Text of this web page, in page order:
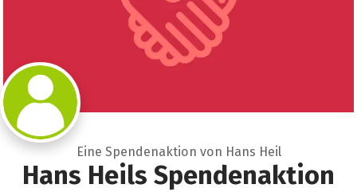
Eine Spendenaktion von Hans Heil
Hans Heils Spendenaktion